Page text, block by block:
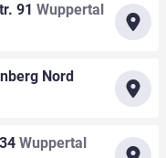
91 Wuppertal
Nord
Wuppertal